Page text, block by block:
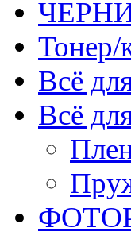
Тонер/
Всё
Всё